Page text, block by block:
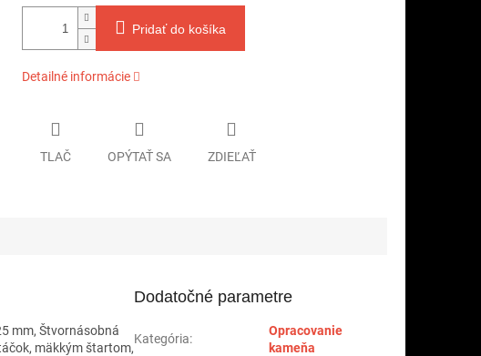
Pridať do košíka
Detailné informácie
TLAČ OPÝTAŤ SA ZDIEĽAŤ
mm, Štvornásobná
mäkkým štartom,
Dodatočné parametre
Kategória:
Opracovanie
kameňa